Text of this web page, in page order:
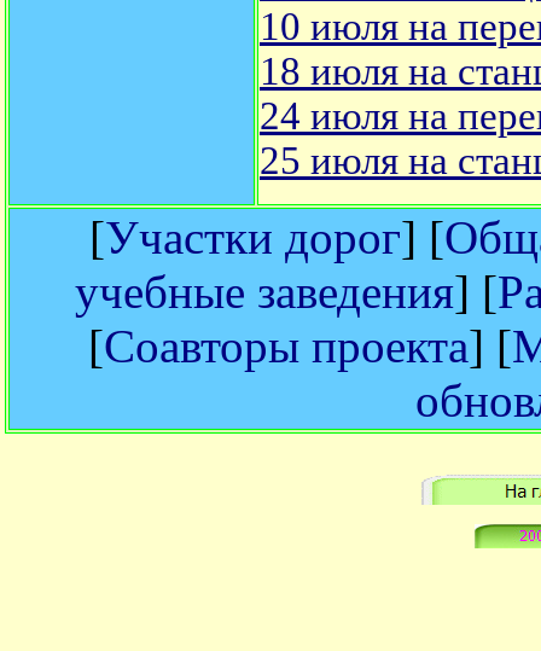
10 июля на
18 июля на
24 июля на
25 июля на
[Участки дорог] [
учебные заведения] [
[Соавторы проекта] [